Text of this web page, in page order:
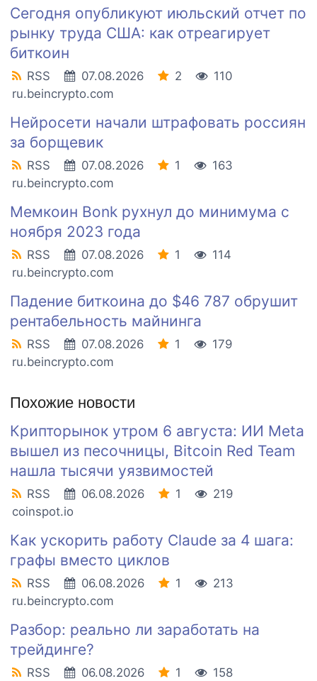
Сегодня опубликуют июльский отчет по
рынку труда США: как отреагирует
биткоин
RSS 07.08.2026 2
110
ru.beincrypto.com
Нейросети начали штрафовать россиян
за борщевик
RSS 07.08.2026 1
163
ru.beincrypto.com
Мемкоин Bonk рухнул до минимума с
ноября 2023 года
RSS 07.08.2026 1
114
ru.beincrypto.com
Падение биткоина до $46 787 обрушит
рентабельность майнинга
RSS 07.08.2026 1
179
ru.beincrypto.com
Похожие новости
Крипторынок утром 6 августа: ИИ Meta
вышел из песочницы, Bitcoin Red Team
нашла тысячи уязвимостей
RSS 06.08.2026 1
219
coinspot.io
Как ускорить работу Claude за 4 шага:
графы вместо циклов
RSS 06.08.2026 1
213
ru.beincrypto.com
Разбор: реально ли заработать на
трейдинге?
RSS 06.08.2026 1
158